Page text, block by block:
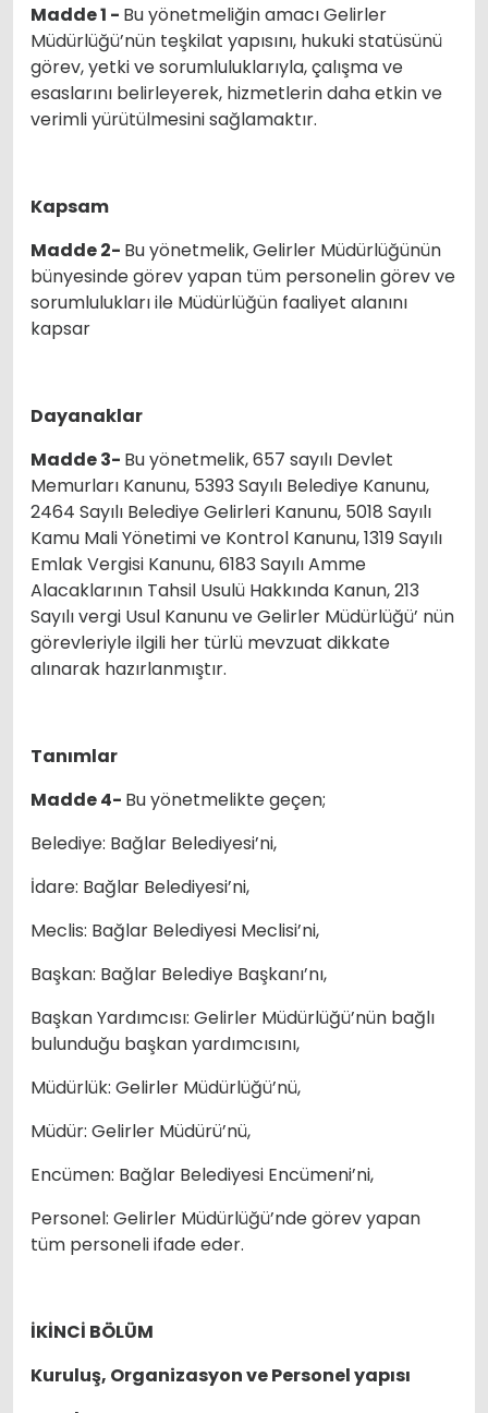
Madde 1 - Bu yönetmeliğin amacı Gelirler
Müdürlüğü’nün teşkilat yapısını, hukuki statüsünü
görev, yetki ve sorumluluklarıyla, çalışma ve
esaslarını belirleyerek, hizmetlerin daha etkin ve
verimli yürütülmesini sağlamaktır.
Kapsam
Madde 2- Bu yönetmelik, Gelirler Müdürlüğünün
bünyesinde görev yapan tüm personelin görev ve
sorumlulukları ile Müdürlüğün faaliyet alanını
kapsar
Dayanaklar
Madde 3- Bu yönetmelik, 657 sayılı Devlet
Memurları Kanunu, 5393 Sayılı Belediye Kanunu,
2464 Sayılı Belediye Gelirleri Kanunu, 5018 Sayılı
Kamu Mali Yönetimi ve Kontrol Kanunu, 1319 Sayılı
Emlak Vergisi Kanunu, 6183 Sayılı Amme
Alacaklarının Tahsil Usulü Hakkında Kanun, 213
Sayılı vergi Usul Kanunu ve Gelirler Müdürlüğü’ nün
görevleriyle ilgili her türlü mevzuat dikkate
alınarak hazırlanmıştır.
Tanımlar
Madde 4- Bu yönetmelikte geçen;
Belediye: Bağlar Belediyesi’ni,
İdare: Bağlar Belediyesi’ni,
Meclis: Bağlar Belediyesi Meclisi’ni,
Başkan: Bağlar Belediye Başkanı’nı,
Başkan Yardımcısı: Gelirler Müdürlüğü’nün bağlı
bulunduğu başkan yardımcısını,
Müdürlük: Gelirler Müdürlüğü’nü,
Müdür: Gelirler Müdürü’nü,
Encümen: Bağlar Belediyesi Encümeni’ni,
Personel: Gelirler Müdürlüğü’nde görev yapan
tüm personeli ifade eder.
İKİNCİ BÖLÜM
Kuruluş, Organizasyon ve Personel yapısı